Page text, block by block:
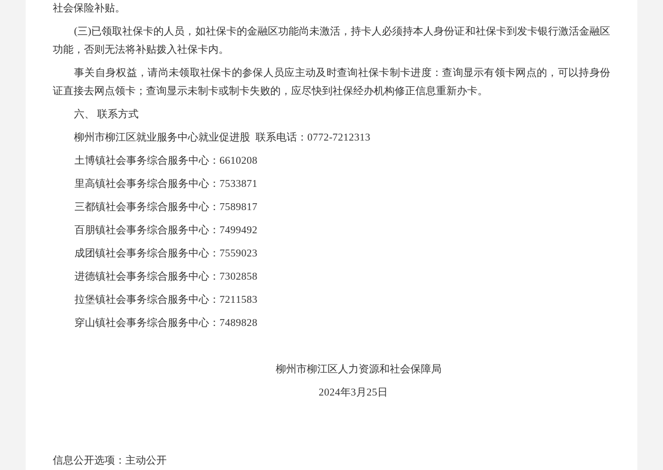
社会保险补贴。
(三)已领取社保卡的人员，如社保卡的金融区功能尚未激活，持卡人必须持本人身份证和社保卡到发卡银行激活金融区
功能，否则无法将补贴拨入社保卡内。
事关自身权益，请尚未领取社保卡的参保人员应主动及时查询社保卡制卡进度：查询显示有领卡网点的，可以持身份
证直接去网点领卡；查询显示未制卡或制卡失败的，应尽快到社保经办机构修正信息重新办卡。
六、
联系方式
柳州市柳江区就业服务中心就业促进股 联系电话： 0772-7212313
土博镇社会事务综合服务中心： 6610208
里高镇社会事务综合服务中心： 7533871
三都镇社会事务综合服务中心： 7589817
百朋镇社会事务综合服务中心： 7499492
成团镇社会事务综合服务中心： 7559023
进德镇社会事务综合服务中心： 7302858
拉堡镇社会事务综合服务中心： 7211583
穿山镇社会事务综合服务中心： 7489828
柳州市柳江区人力资源和社会保障局
2024年3月 25 日
信息公开选项： 主动公开